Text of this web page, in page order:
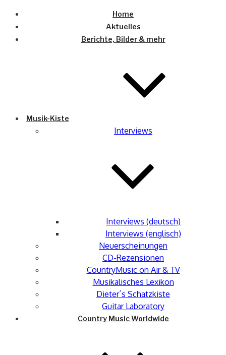
Home
Aktuelles
Berichte, Bilder & mehr
Musik-Kiste
Interviews
Interviews (deutsch)
Interviews (englisch)
Neuerscheinungen
CD-Rezensionen
CountryMusic on Air & TV
Musikalisches Lexikon
Dieter´s Schatzkiste
Guitar Laboratory
Country Music Worldwide